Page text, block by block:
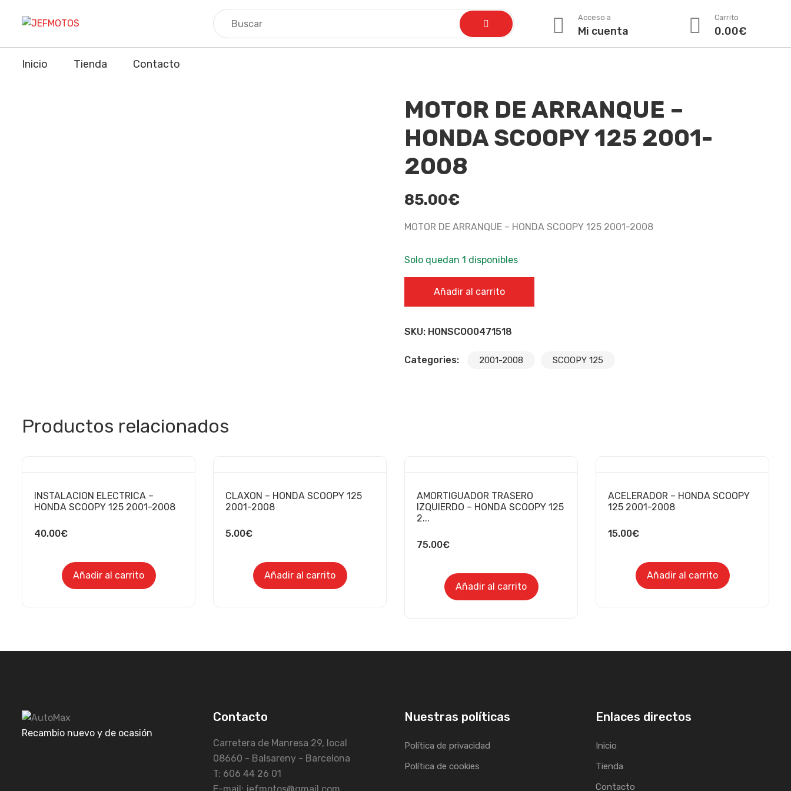
Acceso a
Mi cuenta
Carrito
0.00€
Inicio Tienda Contacto
MOTOR DE ARRANQUE –
HONDA SCOOPY 125 2001-
2008
85.00€
MOTOR DE ARRANQUE – HONDA SCOOPY 125 2001-2008
Solo quedan 1 disponibles
Añadir al carrito
SKU: HONSCOO0471518
Categories: 2001-2008 SCOOPY 125
Productos relacionados
INSTALACION ELECTRICA –
HONDA SCOOPY 125 2001-2008
40.00€
Añadir al carrito
CLAXON – HONDA SCOOPY 125
2001-2008
5.00€
Añadir al carrito
AMORTIGUADOR TRASERO
IZQUIERDO – HONDA SCOOPY 125
2...
75.00€
Añadir al carrito
ACELERADOR – HONDA SCOOPY
125 2001-2008
15.00€
Añadir al carrito
Recambio nuevo y de ocasión
Contacto
Carretera de Manresa 29, local
08660 - Balsareny - Barcelona
T: 606 44 26 01
Nuestras políticas
Política de privacidad
Política de cookies
Enlaces directos
Inicio
Tienda
Contacto